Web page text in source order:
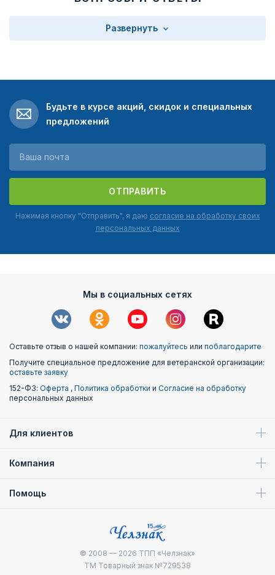
Развернуть
Будьте в курсе акций, скидок и специальных
предложений
ОТПРАВИТЬ
Нажимая кнопку "Отправить", я даю согласие на обработку своих
персональных данных
Мы в социальных сетях
Оставьте отзыв о нашей компании: пожалуйтесь или поблагодарите
Получите специальное предложение для ветеранской организации:
оставьте заявку
152-ФЗ: Оферта , Политика обработки и Согласие на обработку
персональных данных
Для клиентов
Компания
Помощь
© 2008 — 2026 ТПП «Челзнак»
ТМ Товарный знак №729538